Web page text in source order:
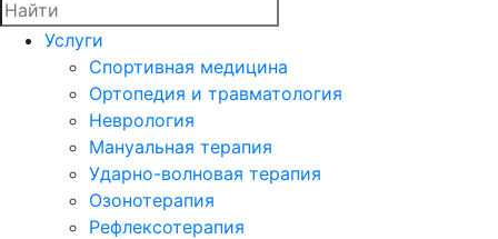
Услуги
Спортивная медицина
Ортопедия и травматология
Неврология
Мануальная терапия
Ударно-волновая терапия
Озонотерапия
Рефлексотерапия